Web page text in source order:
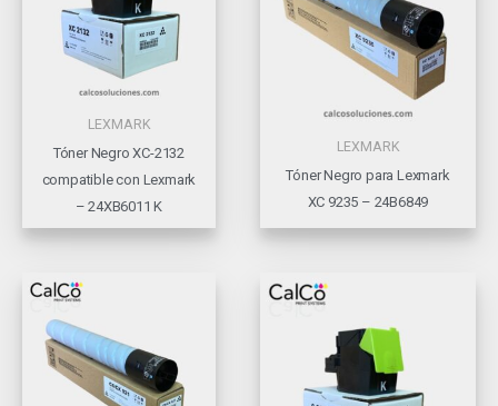
LEXMARK
Tóner Negro XC-2132
compatible con Lexmark
– 24XB6011 K
LEXMARK
Tóner Negro para Lexmark
XC 9235 – 24B6849